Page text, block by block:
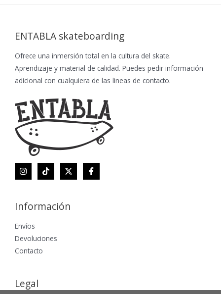
ENTABLA skateboarding
Ofrece una inmersión total en la cultura del skate.
Aprendizaje y material de calidad. Puedes pedir información
adicional con cualquiera de las lineas de contacto.
Información
Envíos
Devoluciones
Contacto
Legal